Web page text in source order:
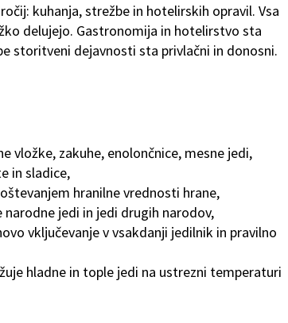
kuhanja, strežbe in hotelirskih opravil. Vsa
delujejo. Gastronomija in hotelirstvo sta
storitveni dejavnosti sta privlačni in donosni.
vložke, zakuhe, enolončnice, mesne jedi,
in sladice,
hranilne vrednosti hrane,
jedi in jedi drugih narodov,
vključevanje v vsakdanji jedilnik in pravilno
hladne in tople jedi na ustrezni temperaturi